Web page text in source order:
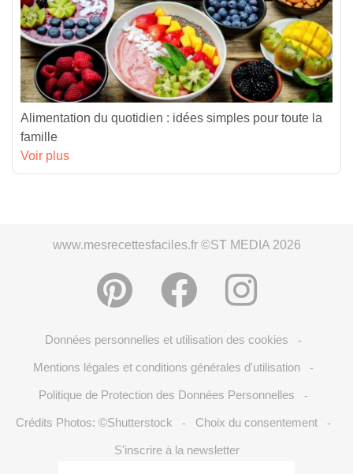
Alimentation du quotidien : idées simples pour toute la
famille
Voir plus
www.mesrecettesfaciles.fr ©ST MEDIA 2026
Données personnelles et utilisation des cookies -
Mentions légales et conditions générales d'utilisation -
Politique de Protection des Données Personnelles -
Crédits Photos: ©Shutterstock - Choix du consentement -
S'inscrire à la newsletter